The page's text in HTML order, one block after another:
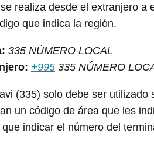
realiza desde el extranjero a
que indica la región.
335 NÚMERO LOCAL
+995 335 NÚMERO
(335) solo debe ser
un código de área que les
indicar el número del